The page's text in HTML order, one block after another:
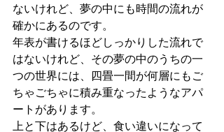
ないけれど、夢の中にも時間の流れが
確かにあるのです。
年表が書けるほどしっかりした流れで
はないけれど、その夢の中のうちの一
つの世界には、四畳一間が何層にもご
ちゃごちゃに積み重なったようなアパ
ートがあります。
上と下はあるけど、食い違いになって